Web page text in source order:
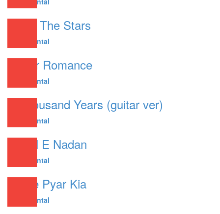
All Of The Stars
Instrumental
Guitar Romance
Instrumental
A Thousand Years (guitar ver)
Instrumental
Ae Dil E Nadan
Instrumental
Maine Pyar Kia
Instrumental